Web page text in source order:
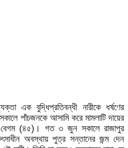
এক বুদ্ধিপ্রতিবন্ধী নারীকে ধর্ষণের
পাঁচজনকে আসামি করে মামলাটি দায়ের
(৪৫)। গত ৩ জুন সকালে রাজাপুর
অবস্থায় পুত্র সন্তানের জন্ম দেন